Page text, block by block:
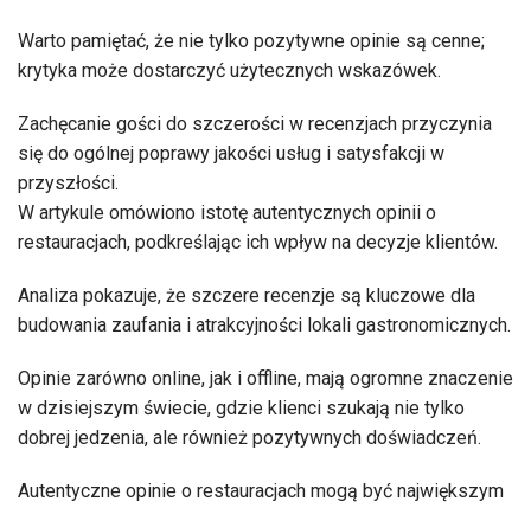
Warto pamiętać, że nie tylko pozytywne opinie są cenne;
krytyka może dostarczyć użytecznych wskazówek.
Zachęcanie gości do szczerości w recenzjach przyczynia
się do ogólnej poprawy jakości usług i satysfakcji w
przyszłości.
W artykule omówiono istotę autentycznych opinii o
restauracjach, podkreślając ich wpływ na decyzje klientów.
Analiza pokazuje, że szczere recenzje są kluczowe dla
budowania zaufania i atrakcyjności lokali gastronomicznych.
Opinie zarówno online, jak i offline, mają ogromne znaczenie
w dzisiejszym świecie, gdzie klienci szukają nie tylko
dobrej jedzenia, ale również pozytywnych doświadczeń.
Autentyczne opinie o restauracjach mogą być największym